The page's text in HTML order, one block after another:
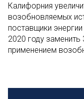
Калифорния
возобновляемых
поставщики
2020 году заменить
применением